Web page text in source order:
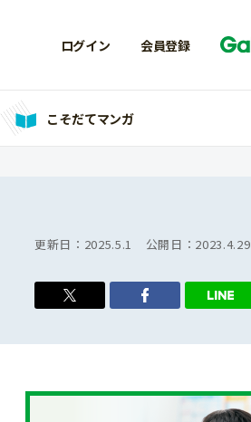
ログイン 会員登録
こそだてマンガ
更新日： 2025.5.1 公開日： 2023.4.29